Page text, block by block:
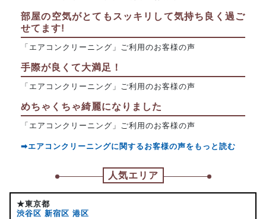
部屋の空気がとてもスッキリして気持ち良く過ご
せてます!
「エアコンクリーニング」ご利用のお客様の声
手際が良くて大満足！
「エアコンクリーニング」ご利用のお客様の声
めちゃくちゃ綺麗になりました
「エアコンクリーニング」ご利用のお客様の声
➡エアコンクリーニングに関するお客様の声をもっと読む
人気エリア
★東京都
渋谷区 新宿区 港区